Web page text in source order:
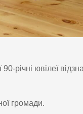
річні ювілеї
громади.